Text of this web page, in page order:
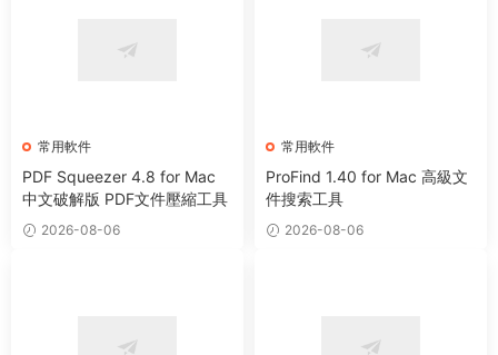
常用軟件
PDF Squeezer 4.8 for Mac
中文破解版 PDF文件壓縮工具
2026-08-06
常用軟件
ProFind 1.40 for Mac 高級文
件搜索工具
2026-08-06